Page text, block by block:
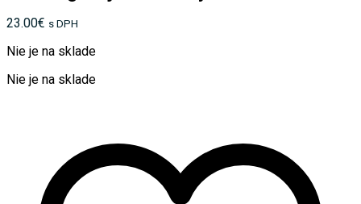
23.00€ s DPH
Nie je na sklade
Nie je na sklade